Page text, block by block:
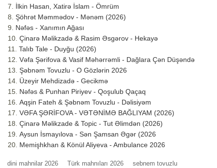
İlkin Hasan, Xatirə İslam - Ömrüm
Şöhrət Məmmədov - Mənəm (2026)
Nəfəs - Xanımın Ağası
Çinarə Məlikzadə & Rasim Əsgərov - Hekayə
Talıb Tale - Duyğu (2026)
Vəfa Şərifova & Vasif Məhərrəmli - Dağlara Çən Düşəndə
Şəbnəm Tovuzlu - O Gözlərin 2026
Üzeyir Mehdizadə - Gecikmə
Nəfəs & Punhan Piriyev - Qoşulub Qaçaq
Aqşin Fateh & Şəbnəm Tovuzlu - Dəlisiyəm
VƏFA ŞƏRİFOVA - VƏTƏNİMƏ BAĞLIYAM (2026)
Çinarə Məlikzade & Topic - Tut Əlimdən (2026)
Aysun İsmayılova - Sən Şamsan Əgər (2026
Memişhkhan & Könül Aliyeva - Ambulance 2026
dini mahnilar 2026 Türk mahnıları 2026 sebnem tovuzlu